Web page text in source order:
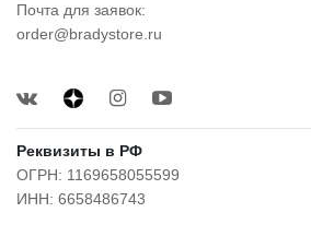
Почта для заявок:
order@bradystore.ru
Реквизиты в РФ
ОГРН: 1169658055599
ИНН: 6658486743